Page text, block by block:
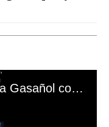
El mal momento de Yanina Gasañol con un hincha argentino en "Subrayado"